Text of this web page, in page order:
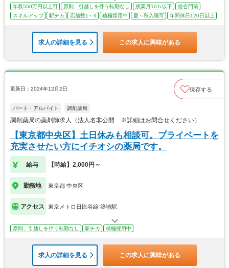
年収550万円以上可 原則、引越しを伴う転勤なし 残業月10ｈ以下
総合門前
スキルアップ
駅チカ 店舗数1～9 積極採用中 夏～秋入職可 年間休日120日以上
求人の詳細を見る この求人に興味がある
更新日：2024年12月2日 保存する
パート・アルバイト 調剤薬局
調剤薬局の薬剤師求人（法人名非公開 ※詳細はお問合せください）
【東京都中央区】土日休みも相談可。プライベートを
充実させたい方にイチオシの薬局です。
給与 【時給】2,000円～
勤務地 東京都 中央区
アクセス 東京メトロ日比谷線 築地駅
原則、引越しを伴う転勤なし 駅チカ 積極採用中
求人の詳細を見る この求人に興味がある